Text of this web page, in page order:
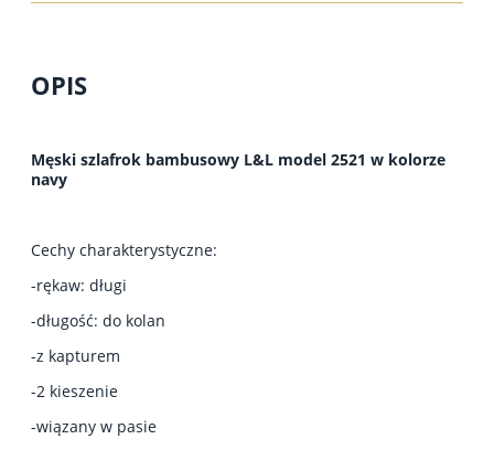
OPIS
Męski szlafrok bambusowy L&L model 2521 w kolorze
navy
Cechy charakterystyczne:
-rękaw: długi
-długość: do kolan
-z kapturem
-2 kieszenie
-wiązany w pasie